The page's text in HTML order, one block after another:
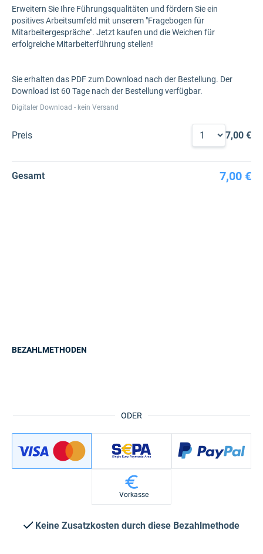
Erweitern Sie Ihre Führungsqualitäten und fördern Sie ein
positives Arbeitsumfeld mit unserem "Fragebogen für
Mitarbeitergespräche". Jetzt kaufen und die Weichen für
erfolgreiche Mitarbeiterführung stellen!
Sie erhalten das PDF zum Download nach der Bestellung. Der
Download ist 60 Tage nach der Bestellung verfügbar.
Digitaler Download - kein Versand
Preis 7,00 €
Gesamt 7,00 €
ODER
BEZAHLMETHODEN
Vorkasse
Keine Zusatzkosten durch diese Bezahlmethode